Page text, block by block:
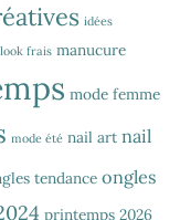
idées
look frais manucure
mode femme
mode été nail art nail
tendance ongles
printemps 2026